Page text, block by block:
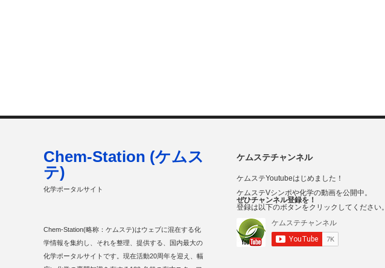
ケムステチャンネル
ケムステYoutubeはじめました！
ケムステVシンポや化学の動画を公開中。
ぜひチャンネル登録を！
登録は以下のボタンをクリックしてください。
Chem-Station (ケムス
テ)
化学ポータルサイト
Chem-Station(略称：ケムステ)はウェブに混在する化
学情報を集約し、それを整理、提供する、国内最大の
化学ポータルサイトです。現在活動20周年を迎え、幅